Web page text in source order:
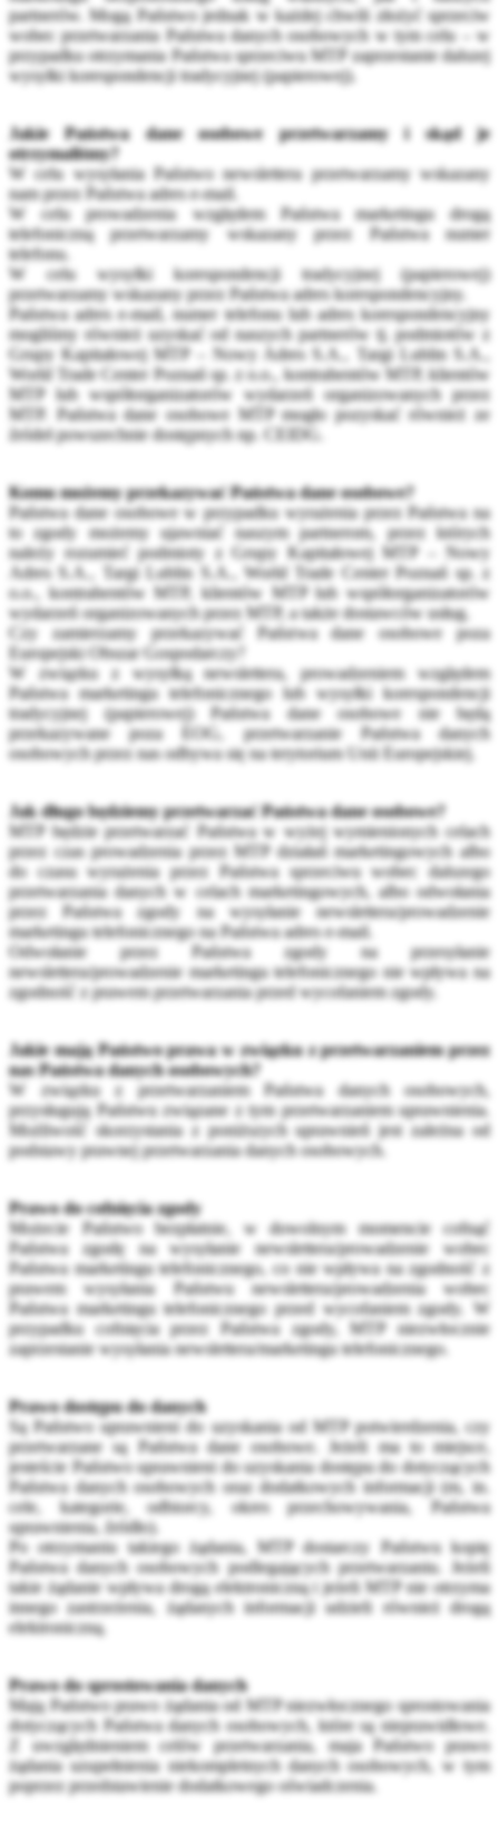
partnerów. Mogą Państwo jednak w każdej chwili złożyć sprzeciw
wobec przetwarzania Państwa danych osobowych w tym celu – w
przypadku otrzymania Państwa sprzeciwu MTP zaprzestanie dalszej
wysyłki korespondencji tradycyjnej (papierowej).
Jakie Państwa dane osobowe przetwarzamy i skąd je
otrzymaliśmy?
W celu wysyłania Państwo newslettera przetwarzamy wskazany
nam przez Państwa adres e-mail.
W celu prowadzenia względem Państwa marketingu drogą
telefoniczną przetwarzamy wskazany przez Państwa numer
telefonu.
W celu wysyłki korespondencji tradycyjnej (papierowej)
przetwarzamy wskazany przez Państwa adres korespondencyjny.
Państwa adres e-mail, numer telefonu lub adres korespondencyjny
mogliśmy również uzyskać od naszych partnerów tj. podmiotów z
Grupy Kapitałowej MTP – Nowy Adres S.A., Targi Lublin S.A.,
World Trade Center Poznań sp. z o.o., kontrahentów MTP, klientów
MTP lub współorganizatorów wydarzeń organizowanych przez
MTP. Państwa dane osobowe MTP mogło pozyskać również ze
źródeł powszechnie dostępnych np. CEIDG.
Komu możemy przekazywać Państwa dane osobowe?
Państwa dane osobowe w przypadku wyrażenia przez Państwa na
to zgody możemy ujawniać naszym partnerom, przez których
należy rozumieć podmioty z Grupy Kapitałowej MTP – Nowy
Adres S.A., Targi Lublin S.A., World Trade Center Poznań sp. z
o.o., kontrahentów MTP, klientów MTP lub współorganizatorów
wydarzeń organizowanych przez MTP, a także dostawców usług.
Czy zamierzamy przekazywać Państwa dane osobowe poza
Europejski Obszar Gospodarczy?
W związku z wysyłką newslettera, prowadzeniem względem
Państwa marketingu telefonicznego lub wysyłki korespondencji
tradycyjnej (papierowej) Państwa dane osobowe nie będą
przekazywane poza EOG, przetwarzanie Państwa danych
osobowych przez nas odbywa się na terytorium Unii Europejskiej.
Jak długo będziemy przetwarzać Państwa dane osobowe?
MTP będzie przetwarzać Państwa w wyżej wymienionych celach
przez czas prowadzenia przez MTP działań marketingowych albo
do czasu wyrażenia przez Państwa sprzeciwu wobec dalszego
przetwarzania danych w celach marketingowych, albo odwołania
przez Państwa zgody na wysyłanie newslettera/prowadzenie
marketingu telefonicznego na Państwa adres e-mail.
Odwołanie przez Państwa zgody na przesyłanie
newslettera/prowadzenie marketingu telefonicznego nie wpływa na
zgodność z prawem przetwarzania przed wycofaniem zgody.
Jakie mają Państwo prawa w związku z przetwarzaniem przez
nas Państwa danych osobowych?
W związku z przetwarzaniem Państwa danych osobowych,
przysługują Państwu związane z tym przetwarzaniem uprawnienia.
Możliwość skorzystania z poniższych uprawnień jest zależna od
podstawy prawnej przetwarzania danych osobowych.
Prawo do cofnięcia zgody
Możecie Państwo bezpłatnie, w dowolnym momencie cofnąć
Państwa zgodę na wysyłanie newslettera/prowadzenie wobec
Państwa marketingu telefonicznego, co nie wpływa na zgodność z
prawem wysyłania Państwu newslettera/prowadzenia wobec
Państwa marketingu telefonicznego przed wycofaniem zgody. W
przypadku cofnięcia przez Państwa zgody, MTP niezwłocznie
zaprzestanie wysyłania newslettera/marketingu telefonicznego.
Prawo dostępu do danych
Są Państwo uprawnieni do uzyskania od MTP potwierdzenia, czy
przetwarzane są Państwa dane osobowe. Jeżeli ma to miejsce,
jesteście Państwo uprawnieni do uzyskania dostępu do dotyczących
Państwa danych osobowych oraz dodatkowych informacji (m, in.
cele, kategorie, odbiorcy, okres przechowywania, Państwa
uprawnienia, źródło).
Po otrzymaniu takiego żądania, MTP dostarczy Państwu kopię
Państwa danych osobowych podlegających przetwarzaniu. Jeżeli
takie żądanie wpływa drogą elektroniczną i jeżeli MTP nie otrzyma
innego zastrzeżenia, żądanych informacji udzieli również drogą
elektroniczną.
Prawo do sprostowania danych
Mają Państwo prawo żądania od MTP niezwłocznego sprostowania
dotyczących Państwa danych osobowych, które są nieprawidłowe.
Z uwzględnieniem celów przetwarzania, maja Państwo prawo
żądania uzupełnienia niekompletnych danych osobowych, w tym
poprzez przedstawienie dodatkowego oświadczenia.